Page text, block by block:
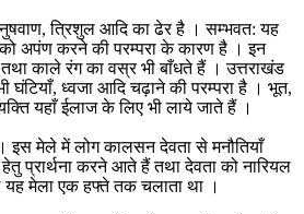
त्रिशुल आदि का ढेर है । सम्भवत: यह
अपंण करने की परम्परा के कारण है । इन
काले रंग का वस्र भी बाँधते हैं । उत्तराखंड
घंटियाँ, ध्वजा आदि चढ़ाने की परम्परा है । भूत,
यहाँ ईलाज के लिए भी लाये जाते हैं ।
। इस मेले में लोग कालसन देवता से मनौतियाँ
प्रार्थना करने आते हैं तथा देवता को नारियल
यह मेला एक हफ्ते तक चलाता था ।